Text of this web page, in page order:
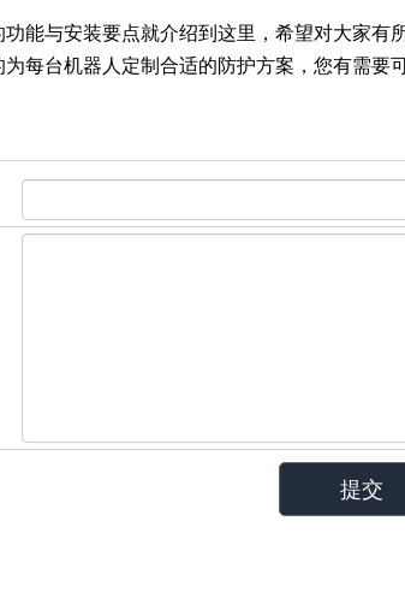
能与安装要点就介绍到这里，希望对大家
每台机器人定制合适的防护方案，您有需要